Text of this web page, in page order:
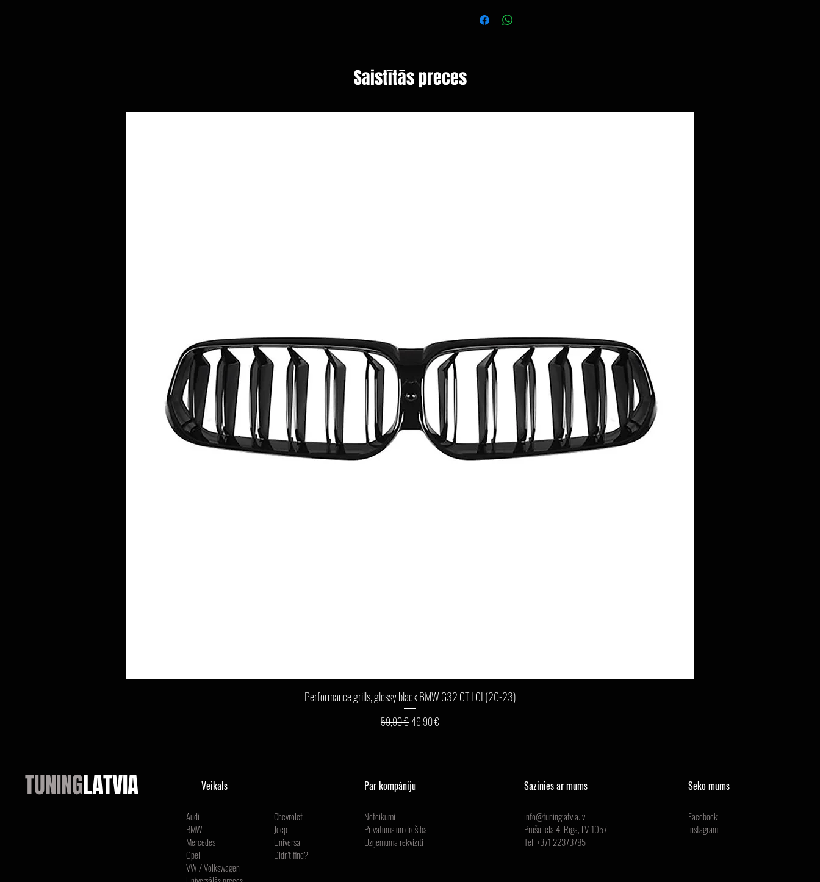
Saistītās preces
Ātrais skats
Performance grills, glossy black BMW G32 GT LCI (20-23)
Parastā cena
59,90 € Izpārdošanas cena
49,90 €
TUNINGLATVIA Veikals
Audi
BMW
Mercedes
Opel
VW / Volkswagen
Chevrolet
Jeep
Universal
Didn't find?
Par kompāniju
Noteikumi
Privātums un drošība
Uzņēmuma rekvizīti
Sazinies ar mums
info@tuninglatvia.lv
Prūšu iela 4, Rīga, LV-1057
Tel: +371 22373785
Seko mums
Facebook
Instagram